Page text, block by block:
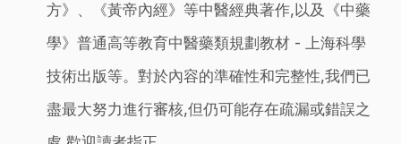
方》、《黃帝內經》等中醫經典著作,以及《中藥
學》普通高等教育中醫藥類規劃教材 - 上海科學
技術出版等。對於內容的準確性和完整性,我們已
盡最大努力進行審核,但仍可能存在疏漏或錯誤之